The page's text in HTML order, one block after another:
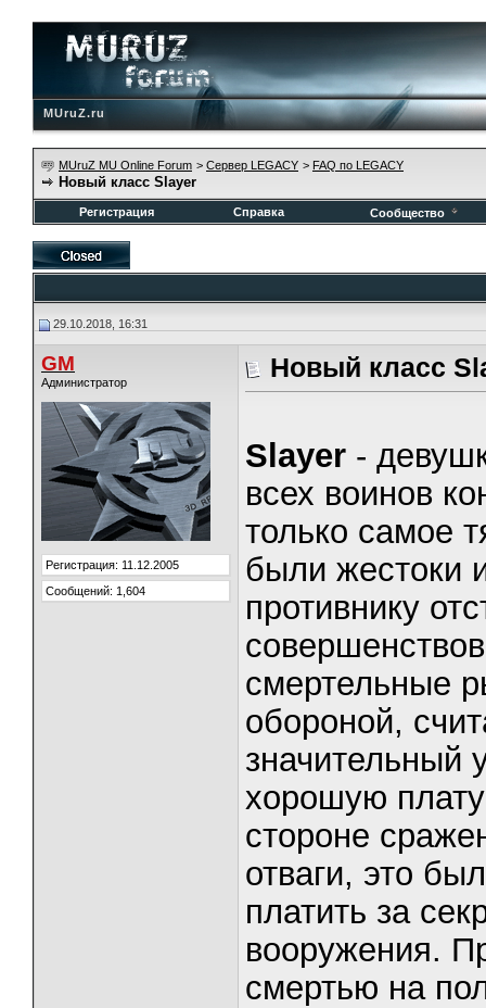
MUruZ.ru
MUruZ MU Online Forum > Сервер LEGACY > FAQ по LEGACY
Новый класс Slayer
Регистрация Справка Сообщество
29.10.2018, 16:31
GM
Администратор
Регистрация: 11.12.2005
Сообщений: 1,604
Новый класс
Slayer -
всех воинов
только самое
были жестоки
противнику
смертельные
обороной,
значительный
хорошую
стороне
отваги, это
платить за
вооружения.
смертью на